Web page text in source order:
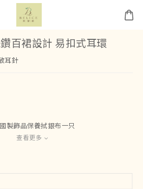
百裙設計 易扣式耳環
耳針
製飾品保養拭銀布一只
查看更多